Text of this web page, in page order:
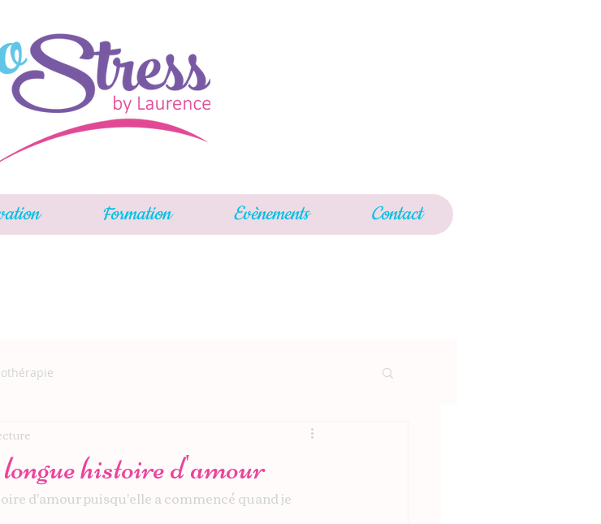
Formation Evènements Contact
histoire d'amour
d'amour puisqu'elle a commencé quand je